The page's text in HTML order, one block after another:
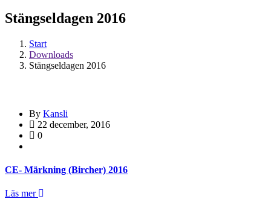
Stängseldagen 2016
Start
Downloads
Stängseldagen 2016
By Kansli
22 december, 2016
0
CE- Märkning (Bircher) 2016
Läs mer